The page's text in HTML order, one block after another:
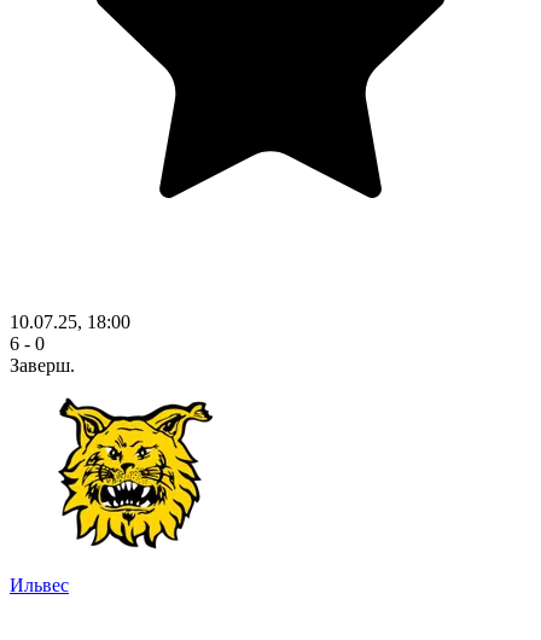
10.07.25, 18:00
6 - 0
Заверш.
Ильвес